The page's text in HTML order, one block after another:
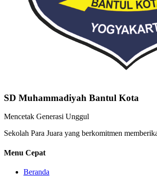
SD Muhammadiyah Bantul Kota
Mencetak Generasi Unggul
Sekolah Para Juara yang berkomitmen
Menu Cepat
Beranda